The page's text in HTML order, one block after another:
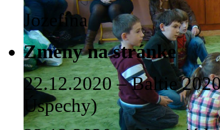
Jozefína
Zmeny na stránke
22.12.2020 – Baltie
Úspechy)